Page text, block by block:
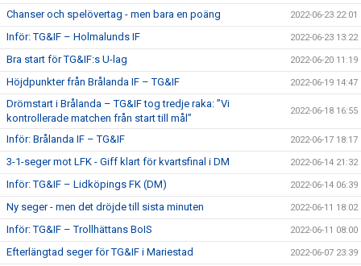
Chanser och spelövertag - men bara en poäng 2022-06-23 22:01
Inför: TG&IF – Holmalunds IF 2022-06-23 13:22
Bra start för TG&IF:s U-lag 2022-06-20 11:19
Höjdpunkter från Brålanda IF – TG&IF 2022-06-19 14:47
Drömstart i Brålanda – TG&IF tog tredje raka: ”Vi
kontrollerade matchen från start till mål”
2022-06-18 16:55
Inför: Brålanda IF – TG&IF 2022-06-17 18:17
3-1-seger mot LFK - Giff klart för kvartsfinal i DM 2022-06-14 21:32
Inför: TG&IF – Lidköpings FK (DM) 2022-06-14 06:39
Ny seger - men det dröjde till sista minuten 2022-06-11 18:02
Inför: TG&IF – Trollhättans BoIS 2022-06-11 08:00
Efterlängtad seger för TG&IF i Mariestad 2022-06-07 23:39